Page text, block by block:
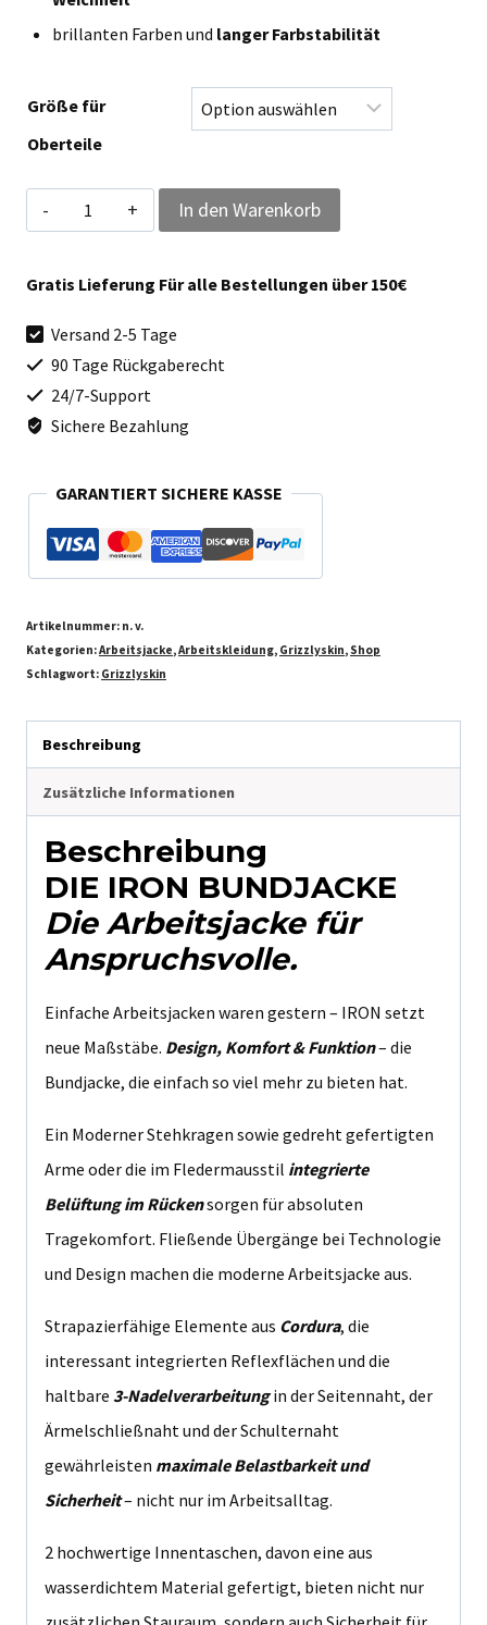
brillanten Farben und langer Farbstabilität
Größe für
Oberteile
Arbeits
Bundjacke
IRON
Menge
In den Warenkorb
Gratis Lieferung Für alle Bestellungen über 150€
Versand 2-5 Tage
90 Tage Rückgaberecht
24/7-Support
Sichere Bezahlung
GARANTIERT SICHERE KASSE
Artikelnummer: n. v.
Kategorien:Arbeitsjacke,Arbeitskleidung, Grizzlyskin, Shop
Schlagwort: Grizzlyskin
Beschreibung
Zusätzliche Informationen
Beschreibung
DIE IRON BUNDJACKE
Die Arbeitsjacke für
Anspruchsvolle.
Einfache Arbeitsjacken waren gestern – IRON setzt
neue Maßstäbe. Design, Komfort & Funktion– die
Bundjacke, die einfach so viel mehr zu bieten hat.
Ein Moderner Stehkragen sowie gedreht gefertigten
Arme oder die im Fledermausstil integrierte
Belüftung im Rückensorgen für absoluten
Tragekomfort. Fließende Übergänge bei Technologie
und Design machen die moderne Arbeitsjacke aus.
Strapazierfähige Elemente aus Cordura, die
interessant integrierten Reflexflächen und die
haltbare 3-Nadelverarbeitungin der Seitennaht, der
Ärmelschließnaht und der Schulternaht
gewährleisten maximale Belastbarkeit und
Sicherheit– nicht nur im Arbeitsalltag.
2 hochwertige Innentaschen, davon eine aus
wasserdichtem Material gefertigt, bieten nicht nur